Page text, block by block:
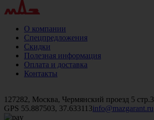
О компании
Спецпредложения
Скидки
Полезная информация
Оплата и доставка
Контакты
127282, Москва, Чермянский проезд 5 стр.3
GPS 55.887503, 37.633113info@mazgarant.ru